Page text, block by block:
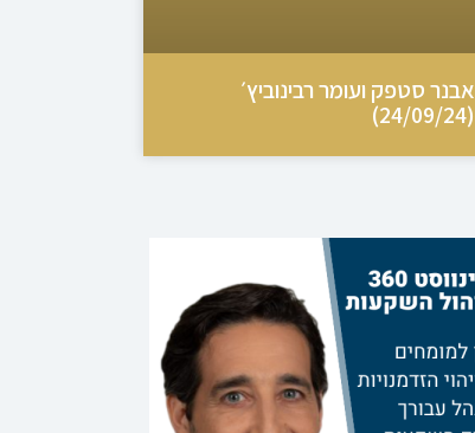
אבנר סטפק ועומר רבינוביץ׳
(24/09/24)